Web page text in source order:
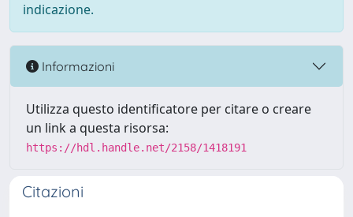
indicazione.
Informazioni
Utilizza questo identificatore per citare o creare
un link a questa risorsa:
https://hdl.handle.net/2158/1418191
Citazioni